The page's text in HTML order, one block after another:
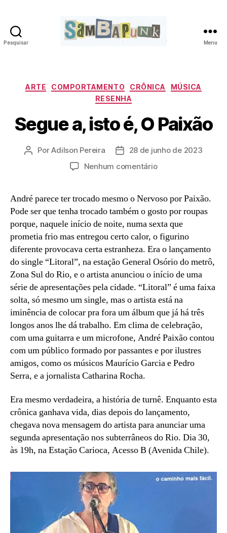
Pesquisar Menu
Categorias
ARTE COMPORTAMENTO CRÔNICA
MÚSICA
RESENHA
Segue a, isto é, O Paixão
Autor
PorAdilson Pereira
Data28 de junho de 2023
Nenhum comentárioem
isto
é,
O
Paixão
André parece ter trocado mesmo o Nervoso por Paixão.
Pode ser que tenha trocado também o gosto por roupas
porque, naquele início de noite, numa sexta que
prometia frio mas entregou certo calor, o figurino
diferente provocava certa estranheza. Era o lançamento
do single “Litoral”, na estação General Osório do metrô,
Zona Sul do Rio, e o artista anunciou o início de uma
série de apresentações pela cidade. “Litoral” é uma faixa
solta, só mesmo um single, mas o artista está na
iminência de colocar pra fora um álbum que já há três
longos anos lhe dá trabalho. Em clima de celebração,
com uma guitarra e um microfone, André Paixão contou
com um público formado por passantes e por ilustres
amigos, como os músicos Maurício Garcia e Pedro
Serra, e a jornalista Catharina Rocha.
Era mesmo verdadeira, a história de turnê. Enquanto esta
crônica ganhava vida, dias depois do lançamento,
chegava nova mensagem do artista para anunciar uma
segunda apresentação nos subterrâneos do Rio. Dia 30,
às 19h, na Estação Carioca, Acesso B (Avenida Chile).